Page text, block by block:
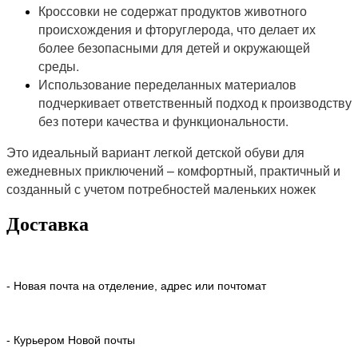
Кроссовки не содержат продуктов животного
происхождения и фторуглерода, что делает их
более безопасными для детей и окружающей
среды.
Использование переделанных материалов
подчеркивает ответственный подход к производству
без потери качества и функциональности.
Это идеальный вариант легкой детской обуви для
ежедневных приключений – комфортный, практичный и
созданный с учетом потребностей маленьких ножек
Доставка
- Новая почта на отделение, адрес или почтомат
- Курьером Новой почты